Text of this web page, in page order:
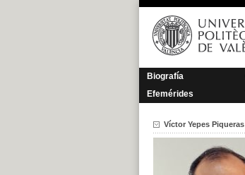
Saltar
contenido
Biografía
Efemérides
Víctor Yepes Piqueras